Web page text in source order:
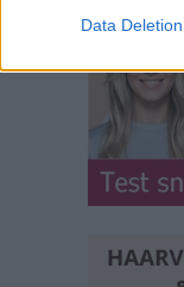
Data Deletion